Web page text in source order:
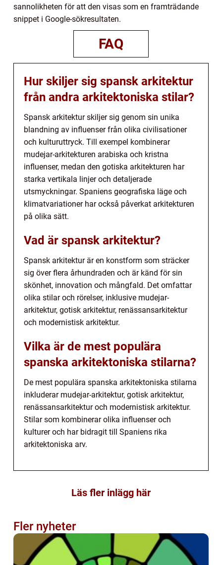
sannolikheten för att den visas som en framträdande
snippet i Google-sökresultaten.
FAQ
Hur skiljer sig spansk arkitektur
från andra arkitektoniska stilar?
Spansk arkitektur skiljer sig genom sin unika
blandning av influenser från olika civilisationer
och kulturuttryck. Till exempel kombinerar
mudejar-arkitekturen arabiska och kristna
influenser, medan den gotiska arkitekturen har
starka vertikala linjer och detaljerade
utsmyckningar. Spaniens geografiska läge och
klimatvariationer har också påverkat arkitekturen
på olika sätt.
Vad är spansk arkitektur?
Spansk arkitektur är en konstform som sträcker
sig över flera århundraden och är känd för sin
skönhet, innovation och mångfald. Det omfattar
olika stilar och rörelser, inklusive mudejar-
arkitektur, gotisk arkitektur, renässansarkitektur
och modernistisk arkitektur.
Vilka är de mest populära
spanska arkitektoniska stilarna?
De mest populära spanska arkitektoniska stilarna
inkluderar mudejar-arkitektur, gotisk arkitektur,
renässansarkitektur och modernistisk arkitektur.
Stilar som kombinerar olika influenser och
kulturer och har bidragit till Spaniens rika
arkitektoniska arv.
Läs fler inlägg här
Fler nyheter